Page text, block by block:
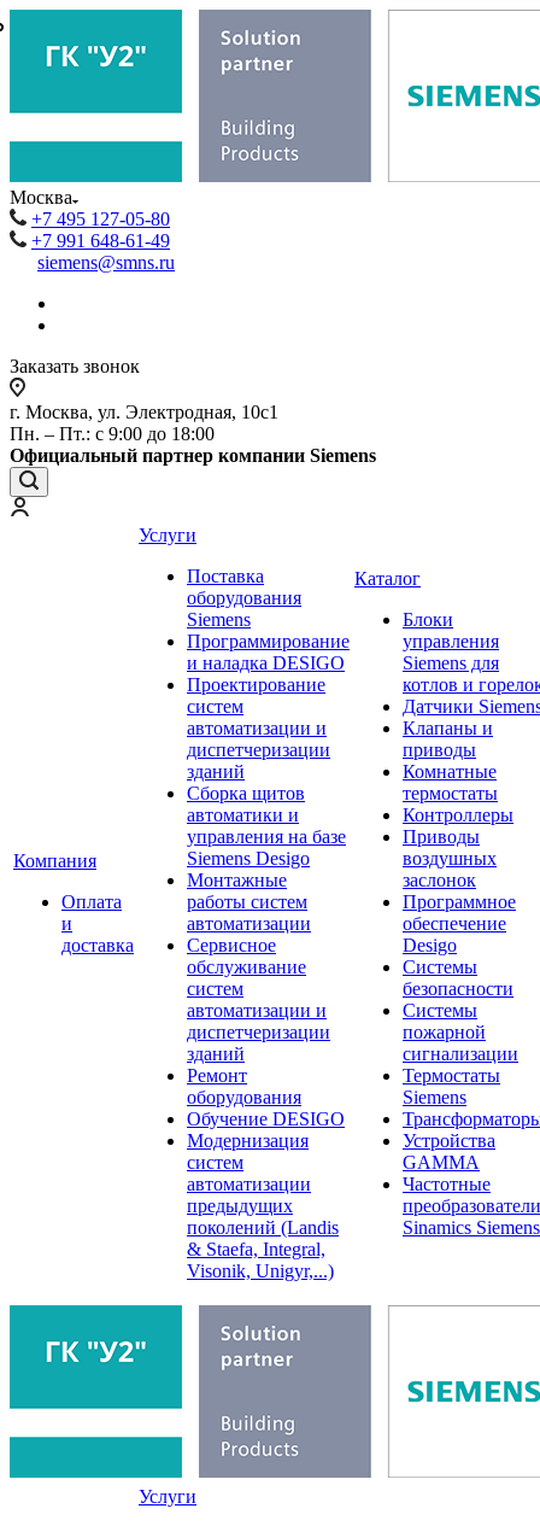
Москва
+7 495 127-05-80
+7 991 648-61-49
siemens@smns.ru
Заказать звонок
г. Москва, ул. Электродная, 10с1
Пн. – Пт.: с 9:00 до 18:00
Официальный партнер компании Siemens
Компания
Оплата
и
доставка
Услуги
Поставка
оборудования
Siemens
Программирование
и наладка DESIGO
Проектирование
систем
автоматизации и
диспетчеризации
зданий
Сборка щитов
автоматики и
управления на базе
Siemens Desigo
Монтажные
работы систем
автоматизации
Сервисное
обслуживание
систем
автоматизации и
диспетчеризации
зданий
Ремонт
оборудования
Обучение DESIGO
Модернизация
систем
автоматизации
предыдущих
поколений (Landis
& Staefa, Integral,
Visonik, Unigyr,...)
Каталог
Блоки
управления
Siemens для
котлов и
Датчики
Клапаны и
приводы
Комнатные
термостаты
Контроллеры
Приводы
воздушных
заслонок
Программное
обеспечение
Desigo
Системы
безопасности
Системы
пожарной
сигнализации
Термостаты
Siemens
Устройства
GAMMA
Частотные
преобразователи
Sinamics Siemens
Услуги